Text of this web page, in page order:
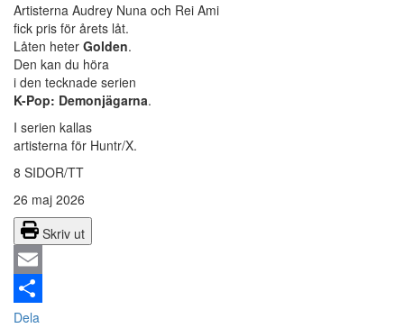
Artisterna Audrey Nuna och Rei Ami
fick pris för årets låt.
Låten heter Golden.
Den kan du höra
i den tecknade serien
K-Pop: Demonjägarna.
I serien kallas
artisterna för Huntr/X.
8 SIDOR/TT
26 maj 2026
Skriv ut
Email
Dela